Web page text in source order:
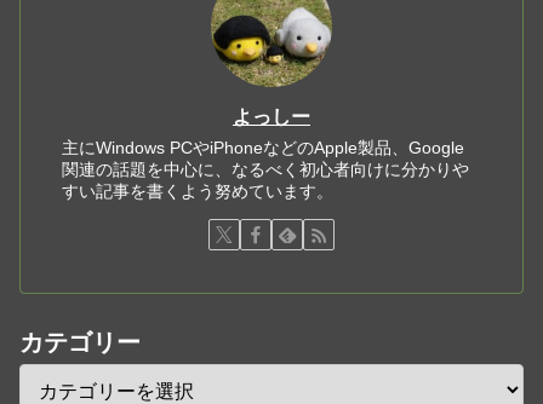
よっしー
主にWindows PCやiPhoneなどのApple製品、Google
関連の話題を中心に、なるべく初心者向けに分かりや
すい記事を書くよう努めています。
カテゴリー